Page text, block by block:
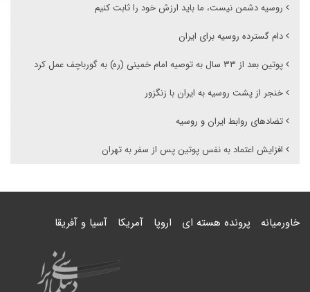
روسیه دشمن نیست، ما باید ارزش خود را ثابت کنیم
دام گسترده روسیه برای ایران
پوتین بعد از ۳۳ سال به توصیه امام خمینی (ره) به گورباچف عمل کرد
خنجر از پشت روسیه به ایران با زنگزور
تضادهای روابط ایران و روسیه
افزایش اعتماد به نفس پوتین پس از سفر به تهران
خاورمیانه پرونده هسته ای اروپا آمریکا آسیا و آفریقا